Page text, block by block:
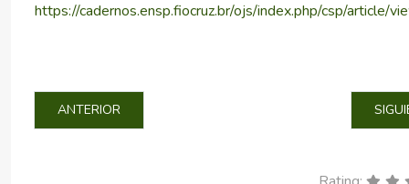
https://cadernos.ensp.fiocruz.br/ojs/index.php/csp/article/
ARTÍCULO ANTERIOR: LA PANDEMIA SILENCIOSA BAJO
ANTERIOR